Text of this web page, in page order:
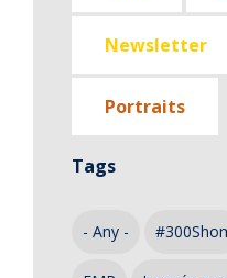
Newsletter
Portraits
Tags
- Any -